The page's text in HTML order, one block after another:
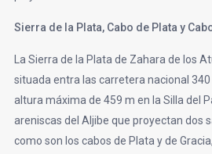
Sierra de la Plata, Cabo de Plata y
La Sierra de la Plata de Zahara de los
situada entra las carretera nacional 340
altura máxima de 459 m en la Silla del
areniscas del Aljibe que proyectan dos
como son los cabos de Plata y de